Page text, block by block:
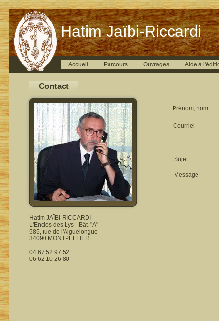
Hatim Jaïbi-Riccardi
Accueil Parcours Ouvrages Aide à
Contact
Hatim JAÏBI-RICCARDI
L'Enclos des Lys - Bât. "A"
585, rue de l'Aiguelongue
34090 MONTPELLIER
04 67 52 97 52
06 62 10 26 80
Prénom, nom...
Courriel
Sujet
Message